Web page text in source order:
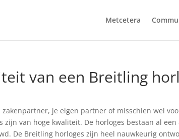
Metcetera
van een Breitling
zakenpartner, je eigen partner of misschien wel
zijn van hoge kwaliteit. De horloges bestaan al
De Breitling horloges zijn heel nauwkeurig